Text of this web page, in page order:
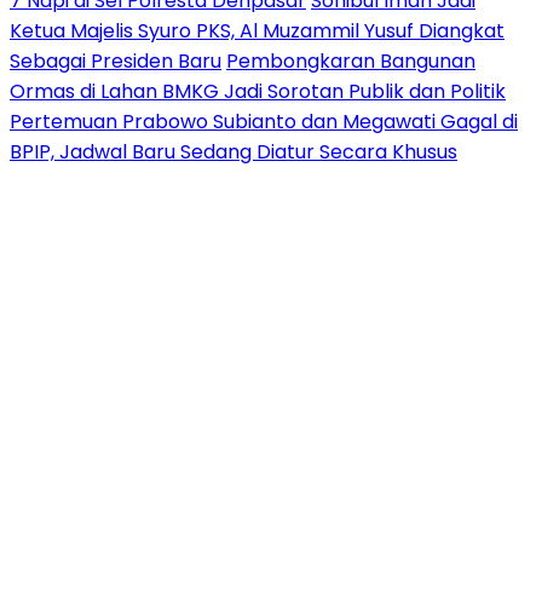
Ketua Majelis Syuro PKS, Al Muzammil Yusuf Diangkat
Sebagai Presiden Baru Pembongkaran Bangunan
Ormas di Lahan BMKG Jadi Sorotan Publik dan Politik
Pertemuan Prabowo Subianto dan Megawati Gagal di
BPIP, Jadwal Baru Sedang Diatur Secara Khusus